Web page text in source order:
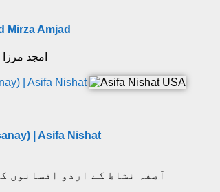
Mirza Amjad
امجد
| Asifa Nishat
| Asifa Nishat
آصفہ نشاط کے اردو افسانوں